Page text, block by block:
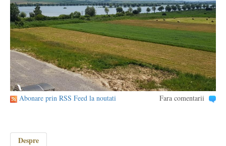
Abonare prin RSS Feed la noutati Fara comentarii
Despre